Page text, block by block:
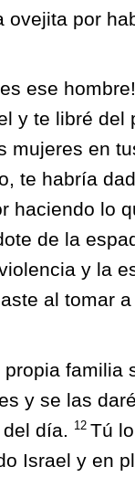
por
ese
y te libré del
mujeres en
te habría
haciendo lo
de la
y la
al tomar
familia
y se las
día.
12 Tú
Israel y en